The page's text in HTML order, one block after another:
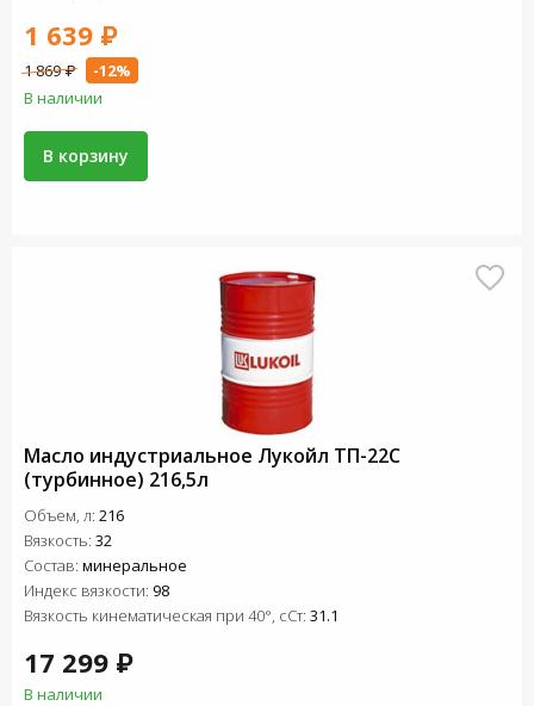
1 639 ₽
1 869 ₽
-12%
В наличии
В корзину
Масло индустриальное Лукойл ТП-22С
(турбинное) 216,5л
Объем, л: 216
Вязкость: 32
Состав: минеральное
Индекс вязкости: 98
Вязкость кинематическая при 40°, сСт: 31.1
17 299 ₽
В наличии